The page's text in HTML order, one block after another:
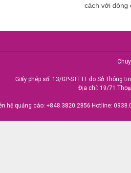
cách với dòng
Giấy phép số: 13/GP-STTTT do Sở Thông
Địa chỉ: 19/71 Thoại
hệ quảng cáo: +848.3820.2856 Hotline: